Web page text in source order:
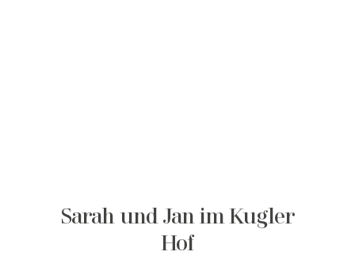
Sarah und Jan im Kugler
Hof